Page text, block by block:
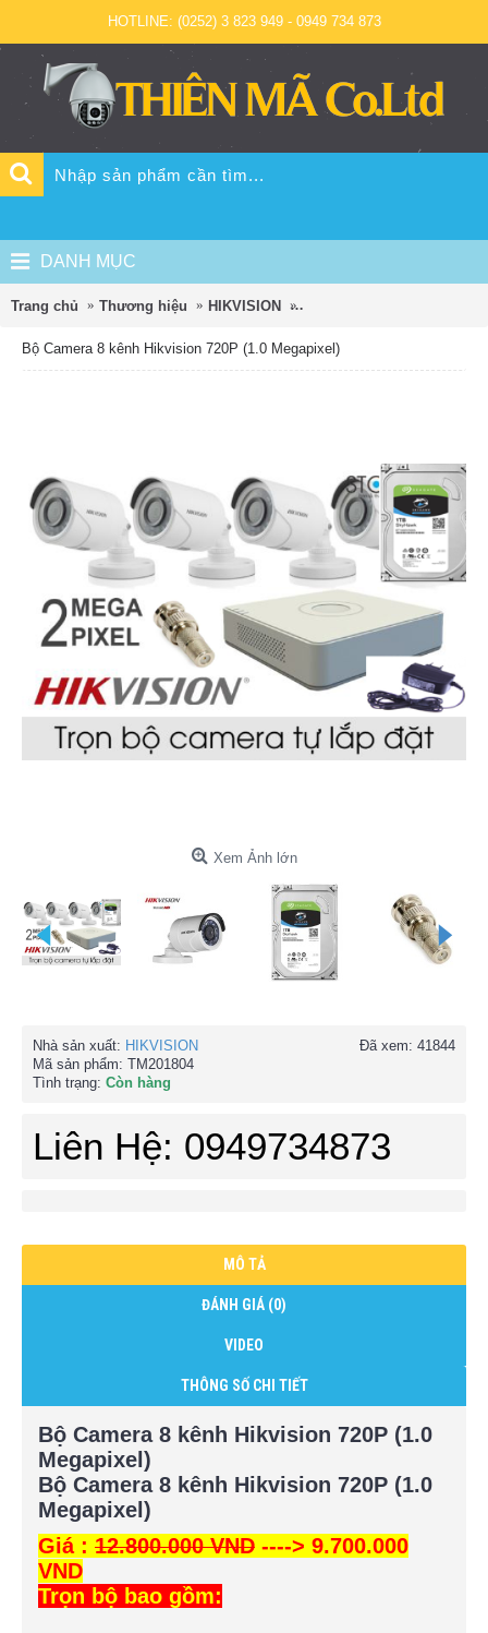
HOTLINE: (0252) 3 823 949 - 0949 734 873
DANH MỤC
Trang chủ Thương hiệu HIKVISION Bộ Camera 8 kênh
Bộ Camera 8 kênh Hikvision 720P (1.0 Megapixel)
Xem Ảnh lớn
Đã xem: 41844
Nhà sản xuất: HIKVISION
Mã sản phẩm: TM201804
Tình trạng: Còn hàng
Liên Hệ: 0949734873
MÔ TẢ
ĐÁNH GIÁ (0)
VIDEO
THÔNG SỐ CHI TIẾT
Bộ Camera 8 kênh Hikvision 720P (1.0
Megapixel)
Bộ Camera 8 kênh Hikvision 720P (1.0
Megapixel)
Giá : 12.800.000 VND ----> 9.700.000
VND
Trọn bộ bao gồm: